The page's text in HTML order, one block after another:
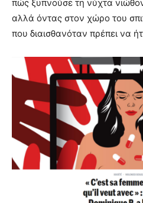
πώς ξυπνούσε τη νύχτα
αλλά όντας στον χώρο του
που διαισθανόταν πρέπει να